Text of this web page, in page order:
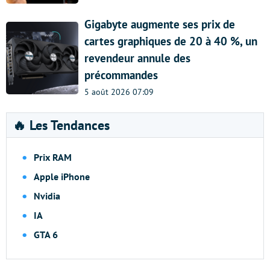
Gigabyte augmente ses prix de
cartes graphiques de 20 à 40 %, un
revendeur annule des
précommandes
5 août 2026 07:09
🔥 Les Tendances
Prix RAM
Apple iPhone
Nvidia
IA
GTA 6